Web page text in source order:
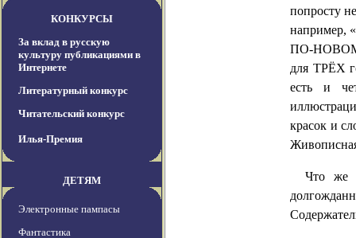
КОНКУРСЫ
За вклад в русскую
культуру публикациями в
Интернете
Литературный конкурс
Читательский конкурс
Илья-Премия
ДЕТЯМ
Электронные пампасы
Фантастика
попросту
например,
ПО-
для ТРЁХ
есть и
красок и
Что же